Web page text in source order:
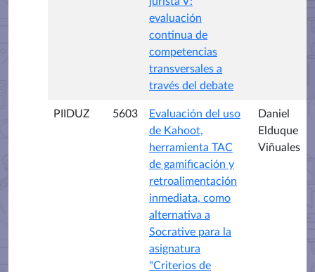
evaluación
continua de
competencias
transversales a
través del debate
PIIDUZ 5603
Evaluación del uso
de Kahoot,
herramienta TAC
de gamificación y
retroalimentación
inmediata, como
alternativa a
Socrative para la
asignatura
"Criterios de
Daniel
Elduque
Viñuales